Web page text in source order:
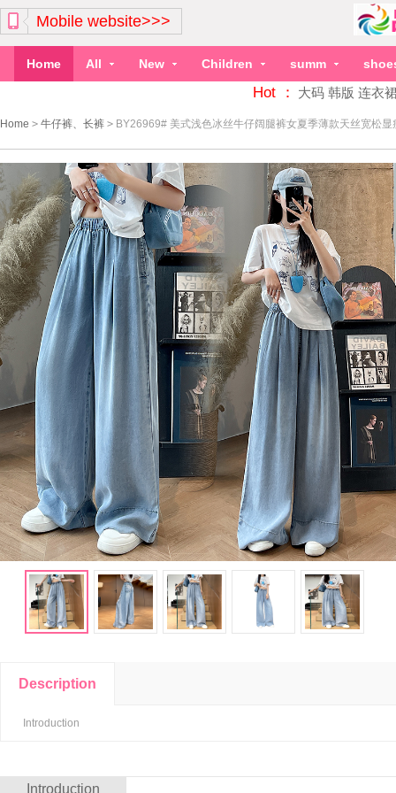
Mobile website>>>
Home All New Children summ
Hot ： 大码 韩版 连衣
Home > 牛仔裤、长裤 > BY26969# 美式浅色冰丝牛仔阔腿裤女夏季薄款天丝宽松
Description
Introduction
Introduction